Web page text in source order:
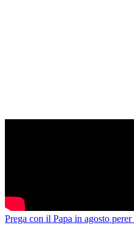
Prega con il Papa in agosto